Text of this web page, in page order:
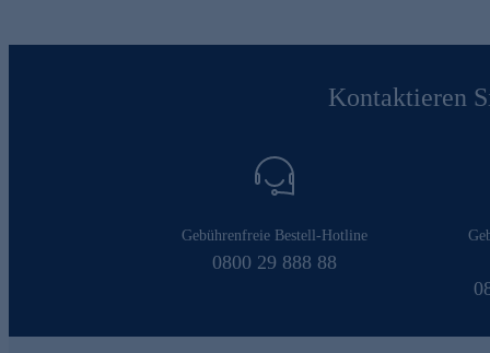
Kontaktieren
Gebührenfreie Bestell-Hotline
0800 29 888 88